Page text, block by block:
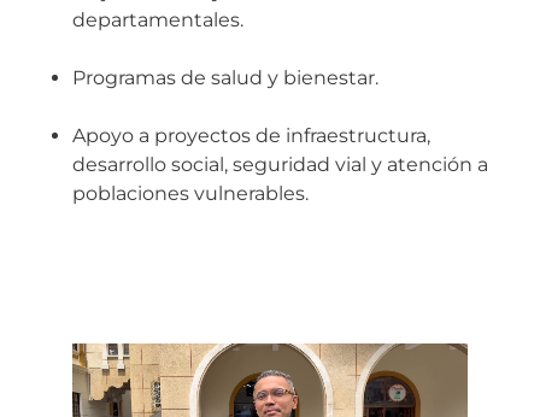
departamentales.
Programas de salud y bienestar.
Apoyo a proyectos de infraestructura,
desarrollo social, seguridad vial y atención a
poblaciones vulnerables.